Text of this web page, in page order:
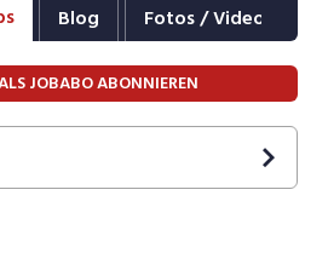
Blog Fotos / Videos
JOBABO ABONNIEREN